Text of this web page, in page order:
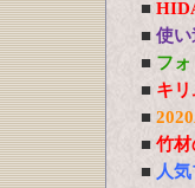
■
■ 使
■ フ
■ キ
■
■ 竹材
■ 人